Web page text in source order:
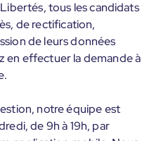
tous les candidats
de rectification,
de leurs données
en effectuer la demande à
notre équipe est
de 9h à 19h, par